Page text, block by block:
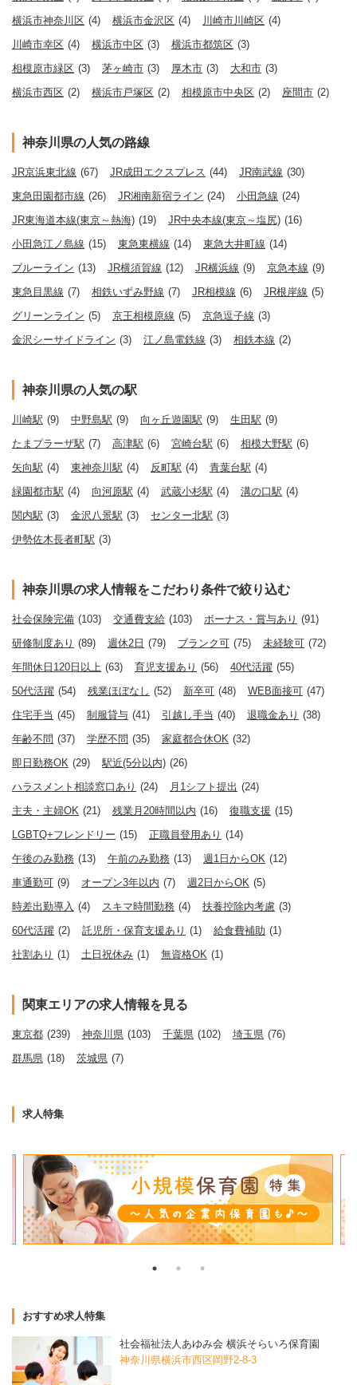
横浜市神奈川区 (4) 横浜市金沢区 (4) 川崎市川崎区 (4)
川崎市幸区 (4) 横浜市中区 (3) 横浜市都筑区 (3)
相模原市緑区 (3) 茅ヶ崎市 (3) 厚木市 (3) 大和市 (3)
横浜市西区 (2) 横浜市戸塚区 (2) 相模原市中央区 (2) 座間市 (2)
神奈川県の人気の路線
JR京浜東北線 (67) JR成田エクスプレス (44) JR南武線 (30)
東急田園都市線 (26) JR湘南新宿ライン (24) 小田急線 (24)
JR東海道本線(東京～熱海) (19) JR中央本線(東京～塩尻) (16)
小田急江ノ島線 (15) 東急東横線 (14) 東急大井町線 (14)
ブルーライン (13) JR横須賀線 (12) JR横浜線 (9) 京急本線 (9)
東急目黒線 (7) 相鉄いずみ野線 (7) JR相模線 (6) JR根岸線 (5)
グリーンライン (5) 京王相模原線 (5) 京急逗子線 (3)
金沢シーサイドライン (3) 江ノ島電鉄線 (3) 相鉄本線 (2)
神奈川県の人気の駅
川崎駅 (9) 中野島駅 (9) 向ヶ丘遊園駅 (9) 生田駅 (9)
たまプラーザ駅 (7) 高津駅 (6) 宮崎台駅 (6) 相模大野駅 (6)
矢向駅 (4) 東神奈川駅 (4) 反町駅 (4) 青葉台駅 (4)
緑園都市駅 (4) 向河原駅 (4) 武蔵小杉駅 (4) 溝の口駅 (4)
関内駅 (3) 金沢八景駅 (3) センター北駅 (3)
伊勢佐木長者町駅 (3)
神奈川県の求人情報をこだわり条件で絞り込む
社会保険完備 (103) 交通費支給 (103) ボーナス・賞与あり (91)
研修制度あり (89) 週休2日 (79) ブランク可 (75) 未経験可 (72)
年間休日120日以上 (63) 育児支援あり (56) 40代活躍 (55)
50代活躍 (54) 残業ほぼなし (52) 新卒可 (48) WEB面接可 (47)
住宅手当 (45) 制服貸与 (41) 引越し手当 (40) 退職金あり (38)
年齢不問 (37) 学歴不問 (35) 家庭都合休OK (32)
即日勤務OK (29) 駅近(5分以内) (26)
ハラスメント相談窓口あり (24) 月1シフト提出 (24)
主夫・主婦OK (21) 残業月20時間以内 (16) 復職支援 (15)
LGBTQ+フレンドリー (15) 正職員登用あり (14)
午後のみ勤務 (13) 午前のみ勤務 (13) 週1日からOK (12)
車通勤可 (9) オープン3年以内 (7) 週2日からOK (5)
時差出勤導入 (4) スキマ時間勤務 (4) 扶養控除内考慮 (3)
60代活躍 (2) 託児所・保育支援あり (1) 給食費補助 (1)
社割あり (1) 土日祝休み (1) 無資格OK (1)
関東エリアの求人情報を見る
東京都 (239) 神奈川県 (103) 千葉県 (102) 埼玉県 (76)
群馬県 (18) 茨城県 (7)
求人特集
おすすめ求人特集
社会福祉法人あゆみ会 横浜そらいろ保育園
神奈川県横浜市西区岡野2-8-3